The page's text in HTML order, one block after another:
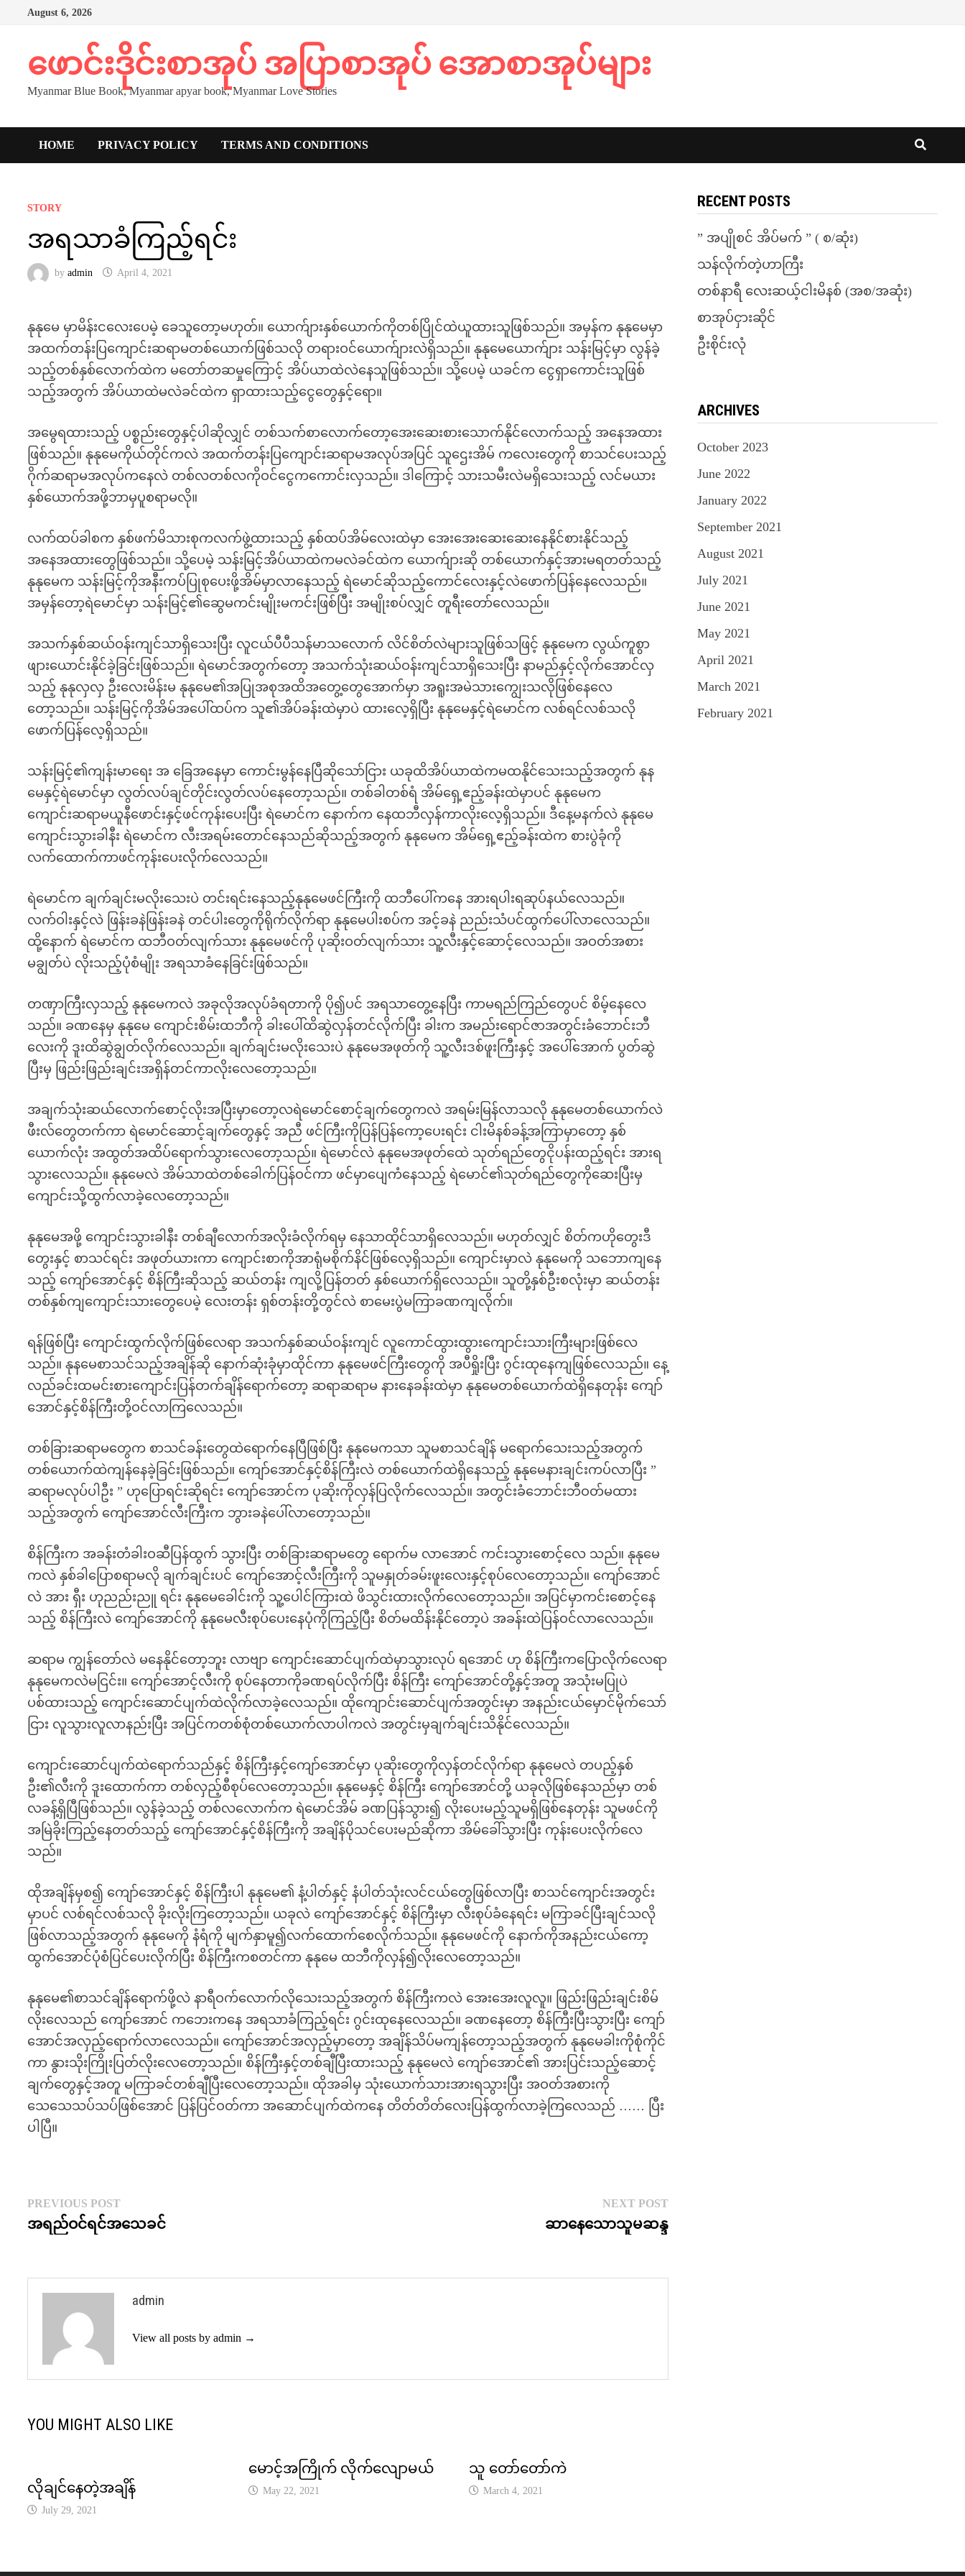
August 6, 2026
ဖောင်းဒိုင်းစာအုပ် အပြာစာအုပ် အောစာအုပ်များ
Myanmar Blue Book, Myanmar apyar book, Myanmar Love Stories
HOME PRIVACY POLICY TERMS AND CONDITIONS
STORY
အရသာခံကြည့်ရင်း
byadmin April 4, 2021
နုနုမေ မှာမိန်းငလေးပေမဲ့ ခေသူတော့မဟုတ်။ ယောက်ျားနှစ်ယောက်ကိုတစ်ပြိုင်ထဲယူထားသူဖြစ်သည်။ အမှန်က နုနုမေမှာ
အထက်တန်းပြကျောင်းဆရာမတစ်ယောက်ဖြစ်သလို တရားဝင်ယောက်ျားလဲရှိသည်။ နုနုမေယောက်ျား သန်းမြင့်မှာ လွန်ခဲ့
သည့်တစ်နှစ်လောက်ထဲက မတော်တဆမှုကြောင့် အိပ်ယာထဲလဲနေသူဖြစ်သည်။ သို့ပေမဲ့ ယခင်က ငွေရှာကောင်းသူဖြစ်
သည့်အတွက် အိပ်ယာထဲမလဲခင်ထဲက ရှာထားသည့်ငွေတွေနှင့်ရော။
အမွေရထားသည့် ပစ္စည်းတွေနှင့်ပါဆိုလျှင် တစ်သက်စာလောက်တော့အေးဆေးစားသောက်နိုင်လောက်သည့် အနေအထား
ဖြစ်သည်။ နုနုမေကိုယ်တိုင်ကလဲ အထက်တန်းပြကျောင်းဆရာမအလုပ်အပြင် သူဌေးအိမ် ကလေးတွေကို စာသင်ပေးသည့်
ဂိုက်ဆရာမအလုပ်ကနေလဲ တစ်လတစ်လကိုဝင်ငွေကကောင်းလှသည်။ ဒါကြောင့် သားသမီးလဲမရှိသေးသည့် လင်မယား
နှစ်ယောက်အဖို့ဘာမှပူစရာမလို။
လက်ထပ်ခါစက နှစ်ဖက်မိသားစုကလက်ဖွဲ့ထားသည့် နှစ်ထပ်အိမ်လေးထဲမှာ အေးအေးဆေးဆေးနေနိုင်စားနိုင်သည့်
အနေအထားတွေဖြစ်သည်။ သို့ပေမဲ့ သန်းမြင့်အိပ်ယာထဲကမလဲခင်ထဲက ယောက်ျားဆို တစ်ယောက်နှင့်အားမရတတ်သည့်
နုနုမေက သန်းမြင့်ကိုအနီးကပ်ပြုစုပေးဖို့အိမ်မှာလာနေသည့် ရဲမောင်ဆိုသည့်ကောင်လေးနှင့်လဲဖောက်ပြန်နေလေသည်။
အမှန်တော့ရဲမောင်မှာ သန်းမြင့်၏ဆွေမကင်းမျိုးမကင်းဖြစ်ပြီး အမျိုးစပ်လျှင် တူရီးတော်လေသည်။
အသက်နှစ်ဆယ်ဝန်းကျင်သာရှိသေးပြီး လူငယ်ပီပီသန်မာသလောက် လိင်စိတ်လဲများသူဖြစ်သဖြင့် နုနုမေက လွယ်ကူစွာ
ဖျားယောင်းနိုင်ခဲ့ခြင်းဖြစ်သည်။ ရဲမောင်အတွက်တော့ အသက်သုံးဆယ်ဝန်းကျင်သာရှိသေးပြီး နာမည်နှင့်လိုက်အောင်လှ
သည့် နုနုလှလှ ဦးလေးမိန်းမ နုနုမေ၏အပြုအစုအထိအတွေ့တွေအောက်မှာ အရူးအမဲသားကျွေးသလိုဖြစ်နေလေ
တော့သည်။ သန်းမြင့်ကိုအိမ်အပေါ်ထပ်က သူ၏အိပ်ခန်းထဲမှာပဲ ထားလေ့ရှိပြီး နုနုမေနှင့်ရဲမောင်က လစ်ရင်လစ်သလို
ဖောက်ပြန်လေ့ရှိသည်။
သန်းမြင့်၏ကျန်းမာရေး အ ခြေအနေမှာ ကောင်းမွန်နေပြီဆိုသော်ငြား ယခုထိအိပ်ယာထဲကမထနိုင်သေးသည့်အတွက် နုန
မေနှင့်ရဲမောင်မှာ လွတ်လပ်ချင်တိုင်းလွတ်လပ်နေတော့သည်။ တစ်ခါတစ်ရံ အိမ်ရှေ့ဧည့်ခန်းထဲမှာပင် နုနုမေက
ကျောင်းဆရာမယူနီဖောင်းနှင့်ဖင်ကုန်းပေးပြီး ရဲမောင်က နောက်က နေထဘီလှန်ကာလိုးလေ့ရှိသည်။ ဒီနေ့မနက်လဲ နုနုမေ
ကျောင်းသွားခါနီး ရဲမောင်က လီးအရမ်းတောင်နေသည်ဆိုသည့်အတွက် နုနုမေက အိမ်ရှေ့ဧည့်ခန်းထဲက စားပွဲခုံကို
လက်ထောက်ကာဖင်ကုန်းပေးလိုက်လေသည်။
ရဲမောင်က ချက်ချင်းမလိုးသေးပဲ တင်းရင်းနေသည့်နုနုမေဖင်ကြီးကို ထဘီပေါ်ကနေ အားရပါးရဆုပ်နယ်လေသည်။
လက်ဝါးနှင့်လဲ ဖြန်းခနဲဖြန်းခနဲ တင်ပါးတွေကိုရိုက်လိုက်ရာ နုနုမေပါးစပ်က အင့်ခနဲ ညည်းသံပင်ထွက်ပေါ်လာလေသည်။
ထို့နောက် ရဲမောင်က ထဘီဝတ်လျက်သား နုနုမေဖင်ကို ပုဆိုးဝတ်လျက်သား သူ့လီးနှင့်ဆောင့်လေသည်။ အဝတ်အစား
မချွတ်ပဲ လိုးသည့်ပုံစံမျိုး အရသာခံနေခြင်းဖြစ်သည်။
တဏှာကြီးလှသည့် နုနုမေကလဲ အခုလိုအလုပ်ခံရတာကို ပို၍ပင် အရသာတွေ့နေပြီး ကာမရည်ကြည်တွေပင် စိမ့်နေလေ
သည်။ ခဏနေမှ နုနုမေ ကျောင်းစိမ်းထဘီကို ခါးပေါ်ထိဆွဲလှန်တင်လိုက်ပြီး ခါးက အမည်းရောင်ဇာအတွင်းခံဘောင်းဘီ
လေးကို ဒူးထိဆွဲချွတ်လိုက်လေသည်။ ချက်ချင်းမလိုးသေးပဲ နုနုမေအဖုတ်ကို သူ့လီးဒစ်ဖူးကြီးနှင့် အပေါ်အောက် ပွတ်ဆွဲ
ပြီးမှ ဖြည်းဖြည်းချင်းအရှိန်တင်ကာလိုးလေတော့သည်။
အချက်သုံးဆယ်လောက်စောင့်လိုးအပြီးမှာတော့လရဲမောင်စောင့်ချက်တွေကလဲ အရမ်းမြန်လာသလို နုနုမေတစ်ယောက်လဲ
ဖီးလ်တွေတက်ကာ ရဲမောင်ဆောင့်ချက်တွေနှင့် အညီ ဖင်ကြီးကိုပြန်ပြန်ကော့ပေးရင်း ငါးမိနစ်ခန့်အကြာမှာတော့ နှစ်
ယောက်လုံး အထွတ်အထိပ်ရောက်သွားလေတော့သည်။ ရဲမောင်လဲ နုနုမေအဖုတ်ထေဲ သုတ်ရည်တွေငိုပန်းထည့်ရင်း အားရ
သွားလေသည်။ နုနုမေလဲ အိမ်သာထဲတစ်ခေါက်ပြန်ဝင်ကာ ဖင်မှာပျေကံနေသည့် ရဲမောင်၏သုတ်ရည်တွေကိုဆေးပြီးမှ
ကျောင်းသို့ထွက်လာခဲ့လေတော့သည်။
နုနုမေအဖို့ ကျောင်းသွားခါနီး တစ်ချီလောက်အလိုးခံလိုက်ရမှ နေသာထိုင်သာရှိလေသည်။ မဟုတ်လျှင် စိတ်ကဟိုတွေးဒီ
တွေးနှင့် စာသင်ရင်း အဖုတ်ယားကာ ကျောင်းစာကိုအာရုံမစိုက်နိင်ဖြစ်လေ့ရှိသည်။ ကျောင်းမှာလဲ နုနုမေကို သဘောကျနေ
သည့် ကျော်အောင်နှင့် စိန်ကြီးဆိုသည့် ဆယ်တန်း ကျလို့ပြန်တတ် နှစ်ယောက်ရှိလေသည်။ သူတို့နှစ်ဦးစလုံးမှာ ဆယ်တန်း
တစ်နှစ်ကျကျောင်းသားတွေပေမဲ့ လေးတန်း ရှစ်တန်းတို့တွင်လဲ စာမေးပွဲမကြာခဏကျလိုက်။
ရန်ဖြစ်ပြီး ကျောင်းထွက်လိုက်ဖြစ်လေရာ အသက်နှစ်ဆယ်ဝန်းကျင် လူကောင်ထွားထွားကျောင်းသားကြီးများဖြစ်လေ
သည်။ နုနမေစာသင်သည့်အချိန်ဆို နောက်ဆုံးခုံမှာထိုင်ကာ နုနုမေဖင်ကြီးတွေကို အပီရှိုးပြီး ဂွင်းထုနေကျဖြစ်လေသည်။ နေ့
လည်ခင်းထမင်းစားကျောင်းပြန်တက်ချိန်ရောက်တော့ ဆရာဆရာမ နားနေခန်းထဲမှာ နုနုမေတစ်ယောက်ထဲရှိနေတုန်း ကျော်
အောင်နှင့်စိန်ကြီးတို့ဝင်လာကြလေသည်။
တစ်ခြားဆရာမတွေက စာသင်ခန်းတွေထဲရောက်နေပြီဖြစ်ပြီး နုနုမေကသာ သူမစာသင်ချိန် မရောက်သေးသည့်အတွက်
တစ်ယောက်ထဲကျန်နေခဲ့ခြင်းဖြစ်သည်။ ကျော်အောင်နှင့်စိန်ကြီးလဲ တစ်ယောက်ထဲရှိနေသည့် နုနုမေနားချင်းကပ်လာပြီး ”
ဆရာမလုပ်ပါဦး ” ဟုပြောရင်းဆိုရင်း ကျော်အောင်က ပုဆိုးကိုလှန်ပြလိုက်လေသည်။ အတွင်းခံဘောင်းဘီဝတ်မထား
သည့်အတွက် ကျော်အောင်လီးကြီးက ဘွားခနဲပေါ်လာတော့သည်။
စိန်ကြီးက အခန်းတံခါးဝဆီပြန်ထွက် သွားပြီး တစ်ခြားဆရာမတွေ ရောက်မ လာအောင် ကင်းသွားစောင့်လေ သည်။ နုနုမေ
ကလဲ နှစ်ခါပြောစရာမလို ချက်ချင်းပင် ကျော်အောင့်လီးကြီးကို သူမနှုတ်ခမ်းဖူးလေးနှင့်စုပ်လေတော့သည်။ ကျော်အောင်
လဲ အား ရှီး ဟုညည်းညူ ရင်း နုနုမေခေါင်းကို သူ့ပေါင်ကြားထဲ ဖိသွင်းထားလိုက်လေတော့သည်။ အပြင်မှာကင်းစောင့်နေ
သည့် စိန်ကြီးလဲ ကျော်အောင်ကို နုနုမေလီးစုပ်ပေးနေပုံကိုကြည့်ပြီး စိတ်မထိန်းနိုင်တော့ပဲ အခန်းထဲပြန်ဝင်လာလေသည်။
ဆရာမ ကျွန်တော်လဲ မနေနိုင်တော့ဘူး လာဗျာ ကျောင်းဆောင်ပျက်ထဲမှာသွားလုပ် ရအောင် ဟု စိန်ကြီးကပြောလိုက်လေရာ
နုနုမေကလဲမငြင်း။ ကျော်အောင့်လီးကို စုပ်နေတာကိုခဏရပ်လိုက်ပြီး စိန်ကြီး ကျော်အောင်တို့နှင့်အတူ အသုံးမပြုပဲ
ပစ်ထားသည့် ကျောင်းဆောင်ပျက်ထဲလိုက်လာခဲ့လေသည်။ ထိုကျောင်းဆောင်ပျက်အတွင်းမှာ အနည်းငယ်မှောင်မိုက်သော်
ငြား လူသွားလူလာနည်းပြီး အပြင်ကတစ်စုံတစ်ယောက်လာပါကလဲ အတွင်းမှချက်ချင်းသိနိုင်လေသည်။
ကျောင်းဆောင်ပျက်ထဲရောက်သည်နှင့် စိန်ကြီးနှင့်ကျော်အောင်မှာ ပုဆိုးတွေကိုလှန်တင်လိုက်ရာ နုနုမေလဲ တပည့်နှစ်
ဦး၏လီးကို ဒူးထောက်ကာ တစ်လှည့်စီစုပ်လေတော့သည်။ နုနုမေနှင့် စိန်ကြီး ကျော်အောင်တို့ ယခုလိုဖြစ်နေသည်မှာ တစ်
လခန့်ရှိပြီဖြစ်သည်။ လွန်ခဲ့သည့် တစ်လလောက်က ရဲမောင်အိမ် ခဏပြန်သွား၍ လိုးပေးမည့်သူမရှိဖြစ်နေတုန်း သူမဖင်ကို
အမြဲခိုးကြည့်နေတတ်သည့် ကျော်အောင်နှင့်စိန်ကြီးကို အချိန်ပိုသင်ပေးမည်ဆိုကာ အိမ်ခေါ်သွားပြီး ကုန်းပေးလိုက်လေ
သည်။
ထိုအချိန်မှစ၍ ကျော်အောင်နှင့် စိန်ကြီးပါ နုနုမေ၏ နံ့ပါတ်နှင့် နံပါတ်သုံးလင်ငယ်တွေဖြစ်လာပြီး စာသင်ကျောင်းအတွင်း
မှာပင် လစ်ရင်လစ်သလို ခိုးလိုးကြတော့သည်။ ယခုလဲ ကျော်အောင်နှင့် စိန်ကြီးမှာ လီးစုပ်ခံနေရင်း မကြာခင်ပြီးချင်သလို
ဖြစ်လာသည့်အတွက် နုနုမေကို နံရံကို မျက်နှာမူ၍လက်ထောက်စေလိုက်သည်။ နုနုမေဖင်ကို နောက်ကိုအနည်းငယ်ကော့
ထွက်အောင်ပုံစံပြင်ပေးလိုက်ပြီး စိန်ကြီးကစတင်ကာ နုနုမေ ထဘီကိုလှန်၍လိုးလေတော့သည်။
နုနုမေ၏စာသင်ချိန်ရောက်ဖို့လဲ နာရီဝက်လောက်လိုသေးသည့်အတွက် စိန်ကြီးကလဲ အေးအေးလူလူ။ ဖြည်းဖြည်းချင်းစိမ်
လိုးလေသည် ကျော်အောင် ကဘေးကနေ အရသာခံကြည့်ရင်း ဂွင်းထုနေလေသည်။ ခဏနေတော့ စိန်ကြီးပြီးသွားပြီး ကျော်
အောင်အလှည့်ရောက်လာလေသည်။ ကျော်အောင်အလှည့်မှာတော့ အချိန်သိပ်မကျန်တော့သည့်အတွက် နုနုမေခါးကိုစုံကိုင်
ကာ နွားသိုးကြိုးပြတ်လိုးလေတော့သည်။ စိန်ကြီးနှင့်တစ်ချီပြီးထားသည့် နုနုမေလဲ ကျော်အောင်၏ အားပြင်းသည့်ဆောင့်
ချက်တွေနှင့်အတူ မကြာခင်တစ်ချီပြီးလေတော့သည်။ ထိုအခါမှ သုံးယောက်သားအားရသွားပြီး အဝတ်အစားကို
သေသေသပ်သပ်ဖြစ်အောင် ပြန်ပြင်ဝတ်ကာ အဆောင်ပျက်ထဲကနေ တိတ်တိတ်လေးပြန်ထွက်လာခဲ့ကြလေသည် …… ပြီး
ပါပြီ။
Post
navigation
PREVIOUS POSTPrevious
post:
အရည်ဝင်ရင်အသေခင်
NEXT POSTNext
post:
ဆာနေသောသူမဆန္ဒ
admin
View all posts by admin →
YOU MIGHT ALSO LIKE
လိုချင်နေတဲ့အချိန်
July 29, 2021
မောင့်အကြိုက် လိုက်လျောမယ်
May 22, 2021
သူ တော်တော်ကဲ
March 4, 2021
RECENT POSTS
” အပျိုစင် အိပ်မက် ” ( စ/ဆုံး)
သန်လိုက်တဲ့ဟာကြီး
တစ်နာရီ လေးဆယ့်ငါးမိနစ် (အစ/အဆုံး)
စာအုပ်ငှားဆိုင်
ဦးစိုင်းလုံ
ARCHIVES
October 2023
June 2022
January 2022
September 2021
August 2021
July 2021
June 2021
May 2021
April 2021
March 2021
February 2021